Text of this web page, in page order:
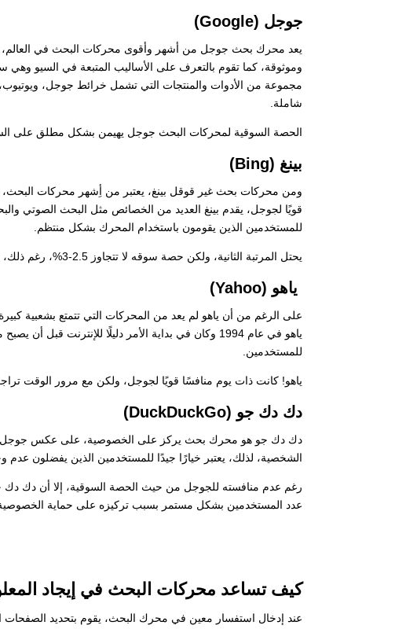
جوجل (Google)
يعد محرك بحث جوجل من أشهر وأقوى محركات البحث في العالم،
وموثوقة، كما تقوم بالتعرف على الأساليب المتبعة في السيو وهي
مجموعة من الأدوات والمنتجات التي تشمل خرائط جوجل،
شاملة.
الحصة السوقية لمحركات البحث جوجل يهيمن بشكل مطلق على السوق، حيث يحظى
بينغ (Bing)
للمستخدمين الذين يقومون باستخدام المحرك بشكل منتظم.
يحتل المرتبة الثانية، ولكن حصة سوقه لا تتجاوز 2.5-3%، رغم ذلك، يمكن أن تكون حصته أكبر في بعض البلدان مثل الولايات المتحدة.
ياهو (Yahoo)
على الرغم من أن ياهو لم يعد من المحركات التي تتمتع بشعبية
ياهو في عام 1994 وكان في بداية الأمر دليلًا
للمستخدمين.
ياهو! كانت ذات يوم منافسًا قويًا لجوجل، ولكن مع مرور الوقت
دك دك جو (DuckDuckGo)
دك دك جو هو محرك بحث يركز على الخصوصية، على عكس جوجل
الشخصية، لذلك، يعتبر خيارًا جيدًا للمستخدمين الذين يفضلون عدم
عدد المستخدمين بشكل مستمر بسبب تركيزه على حماية
كيف تساعد محركات البحث في إيجاد
عند إدخال استفسار معين في محرك البحث، يقوم بتحديد الصفحات